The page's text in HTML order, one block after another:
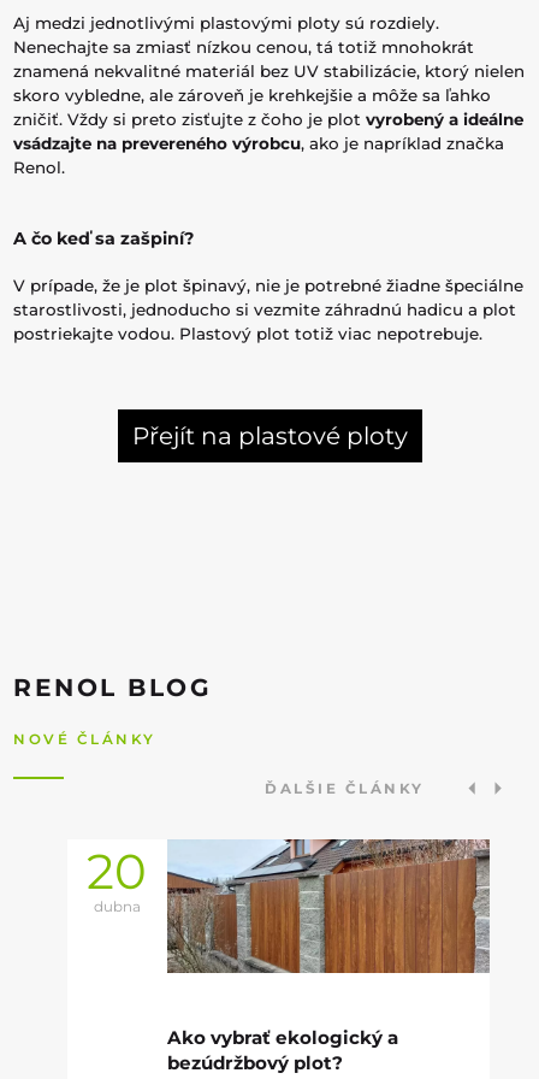
Aj medzi jednotlivými plastovými ploty sú rozdiely.
Nenechajte sa zmiasť nízkou cenou, tá totiž mnohokrát
znamená nekvalitné materiál bez UV stabilizácie, ktorý nielen
skoro vybledne, ale zároveň je krehkejšie a môže sa ľahko
zničiť. Vždy si preto zisťujte z čoho je plotvyrobený a ideálne
vsádzajte na prevereného výrobcu, ako je napríklad značka
Renol.
A čo keď sa zašpiní?
V prípade, že je plot špinavý, nie je potrebné žiadne špeciálne
starostlivosti, jednoducho si vezmite záhradnú hadicu a plot
postriekajte vodou. Plastový plot totiž viac nepotrebuje.
Přejít na plastové ploty
RENOL BLOG
NOVÉ ČLÁNKY
ĎALŠIE ČLÁNKY
20
dubna
Ako vybrať ekologický a
bezúdržbový plot?